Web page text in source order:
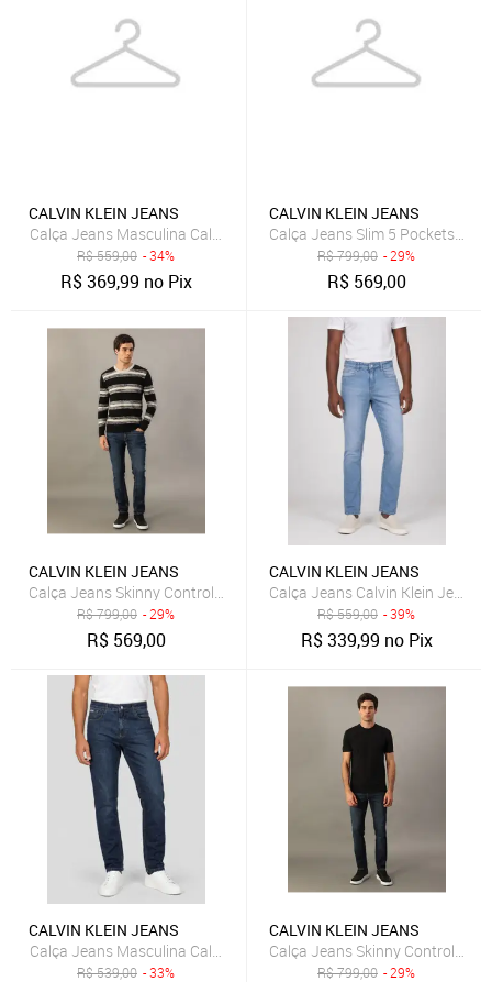
CALVIN KLEIN JEANS
Calça Jeans Masculina Calvin Klein Jeans Slim Azul
R$559,00 - 34%
R$369,99 no Pix
CALVIN KLEIN JEANS
Calça Jeans Slim 5 Pockets -
R$799,00 - 29%
R$ 569,00
CALVIN KLEIN JEANS
Calça Jeans Skinny Controle Térmico - Marinho Calvin Klein Jeans
R$799,00 - 29%
R$ 569,00
CALVIN KLEIN JEANS
Calça Jeans Calvin Klein Jeans
R$559,00 - 39%
R$339,99 no Pix
CALVIN KLEIN JEANS
Calça Jeans Masculina Calvin Klein Jeans Skinny Azul
R$539,00 - 33%
CALVIN KLEIN JEANS
Calça Jeans Skinny Controle
R$799,00 - 29%